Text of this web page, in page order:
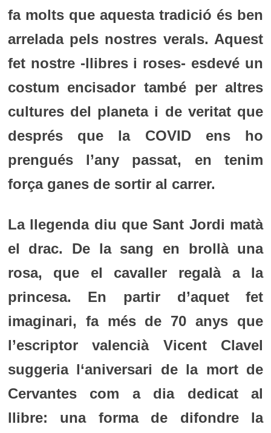
fa molts que aquesta tradició és ben
arrelada pels nostres verals. Aquest
fet nostre -llibres i roses- esdevé un
costum encisador també per altres
cultures del planeta i de veritat que
després que la COVID ens ho
prengués l’any passat, en tenim
força ganes de sortir al carrer.
La llegenda diu que Sant Jordi matà
el drac. De la sang en brollà una
rosa, que el cavaller regalà a la
princesa. En partir d’aquet fet
imaginari, fa més de 70 anys que
l’escriptor valencià Vicent Clavel
suggeria l‘aniversari de la mort de
Cervantes com a dia dedicat al
llibre: una forma de difondre la